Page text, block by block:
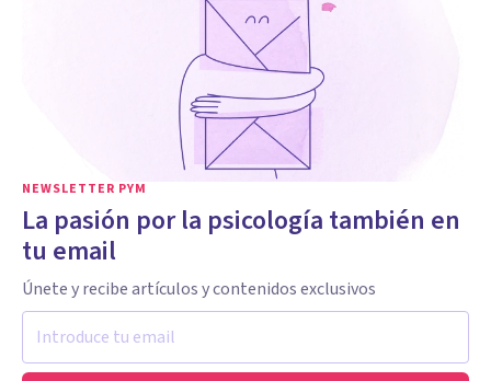
NEWSLETTER PYM
La pasión por la psicología también en
tu email
Únete y recibe artículos y contenidos exclusivos